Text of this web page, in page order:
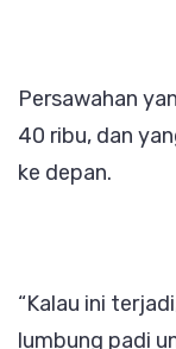
Persawahan
40 ribu, dan
ke depan.
“Kalau ini
lumbung padi